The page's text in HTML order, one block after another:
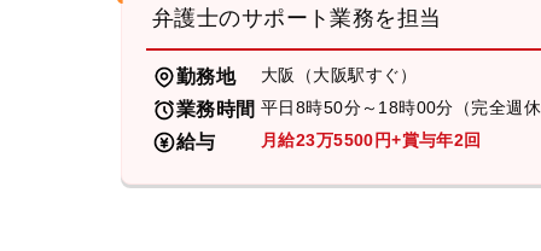
弁護士のサポート業務を担当
勤務地 大阪（大阪駅すぐ）
業務時間 平日8時50分～18時00分（完全週休
給与 月給23万5500円+賞与年2回